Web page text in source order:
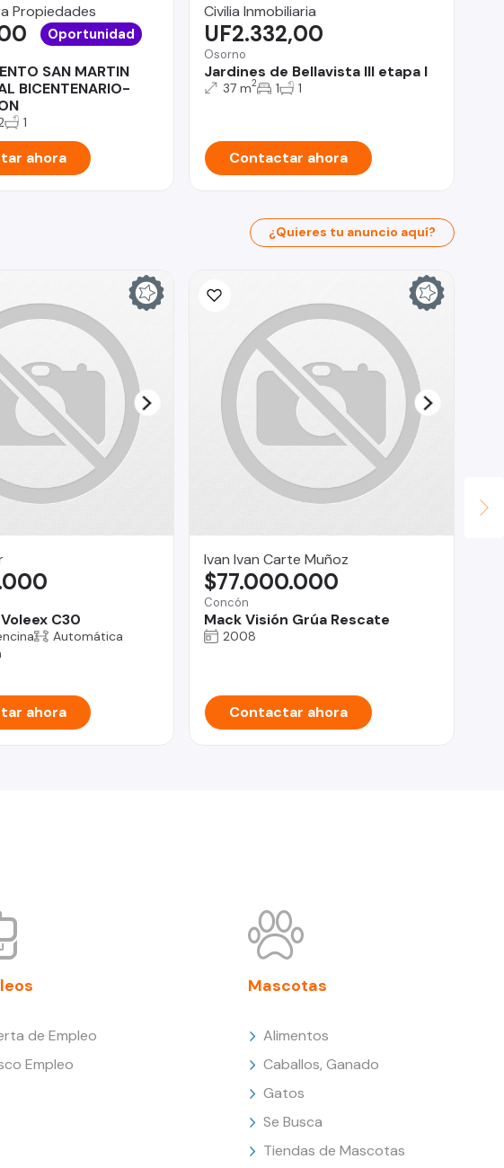
Propiedades
SAN MARTIN
BICENTENARIO-
Oportunidad
1
ahora
Civilia Inmobiliaria
Osorno
Jardines de Bellavista III etapa I
UF2.332,00
37 m2 1 1
Contactar ahora
¿Quieres tu anuncio aquí?
C30
Automática
ahora
Ivan Ivan Carte Muñoz
Concón
Mack Visión Grúa Rescate
$77.000.000
2008
Contactar ahora
de Empleo
Empleo
Mascotas
Alimentos
Caballos, Ganado
Gatos
Se Busca
Tiendas de Mascotas